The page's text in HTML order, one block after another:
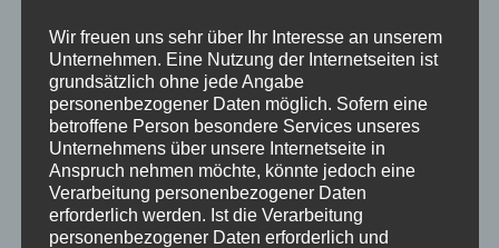
Osterwanderung beim SSV –
Gemeinschaft in Bewegung
vonSSV Social Media Team Veranstaltungen
4. April 2026 Kommentare sind deaktiviert
Wir freuen uns sehr über Ihr Interesse an unserem
Unternehmen. Eine Nutzung der Internetseiten ist
grundsätzlich ohne jede Angabe
personenbezogener Daten möglich. Sofern eine
betroffene Person besondere Services unseres
Unternehmens über unsere Internetseite in
Anspruch nehmen möchte, könnte jedoch eine
Verarbeitung personenbezogener Daten
erforderlich werden. Ist die Verarbeitung
personenbezogener Daten erforderlich und